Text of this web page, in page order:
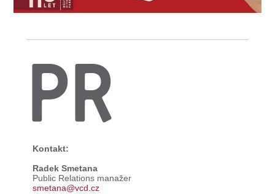
PR
Kontakt:
Radek Smetana
Public Relations manažer
smetana@vcd.cz